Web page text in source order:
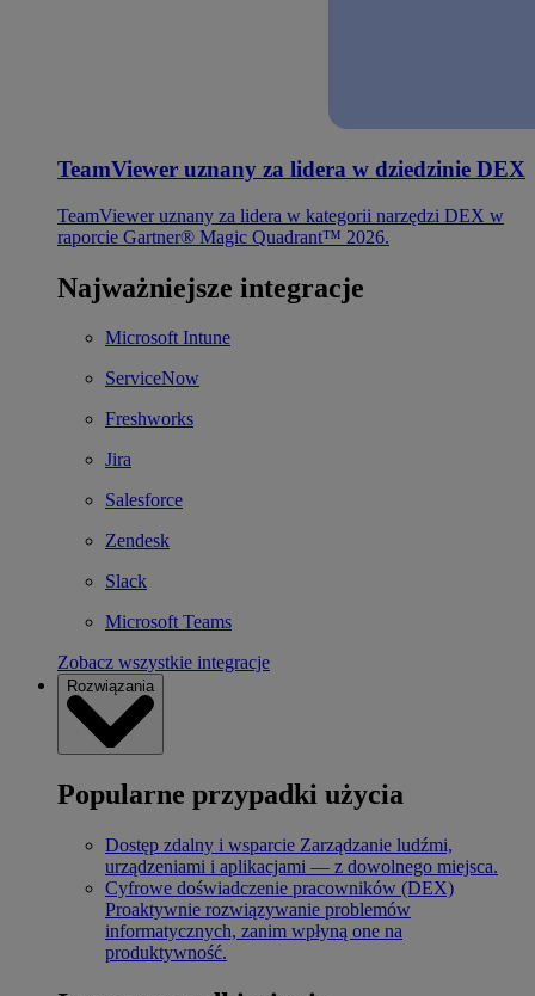
TeamViewer uznany za lidera w dziedzinie DEX
TeamViewer uznany za lidera w kategorii narzędzi DEX w
raporcie Gartner® Magic Quadrant™ 2026.
Najważniejsze integracje
Microsoft Intune
ServiceNow
Freshworks
Jira
Salesforce
Zendesk
Slack
Microsoft Teams
Zobacz wszystkie integracje
Rozwiązania
Popularne przypadki użycia
Dostęp zdalny i wsparcie Zarządzanie ludźmi,
urządzeniami i aplikacjami — z dowolnego miejsca.
Cyfrowe doświadczenie pracowników (DEX)
Proaktywnie rozwiązywanie problemów
informatycznych, zanim wpłyną one na
produktywność.